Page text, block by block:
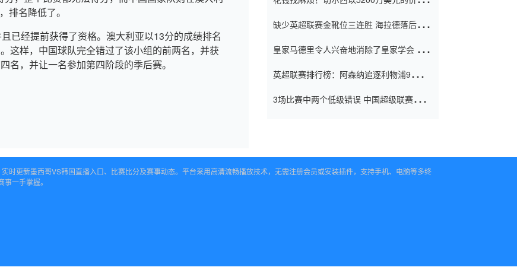
排名降低了。
已经提前获得了资格。澳大利亚以13分的成绩排名
这样，中国球队完全错过了该小组的前两名，并获
名，并让一名参加第四阶段的季后赛。
窗口
缺少英超联赛金靴位三连胜 海拉德落后6球
皇家马德里令人兴奋地消除了皇家学会 安
英超联赛排行榜：阿森纳追逐利物浦9分 曼
3场比赛中两个低级错误 中国超级联赛的前
时更新墨西哥VS韩国直播入口、比赛比分及赛事动态。平台采用高清流畅播放技术，无需注册会员或安装插件，支持手机、电脑等多终
一手掌握。